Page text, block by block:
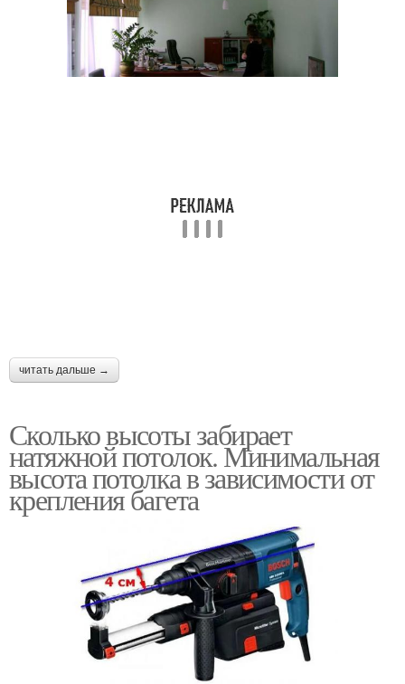
читать дальше →
Сколько высоты забирает
натяжной потолок. Минимальная
высота потолка в зависимости от
крепления багета